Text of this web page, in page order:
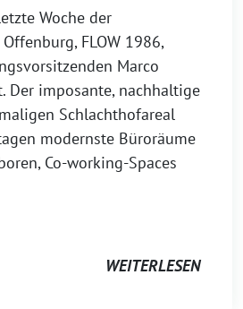
Woche der
FLOW 1986,
Marco
Der imposante, nachhaltige
Schlachthofareal
modernste Büroräume
Co-working-Spaces
WEITERLESEN